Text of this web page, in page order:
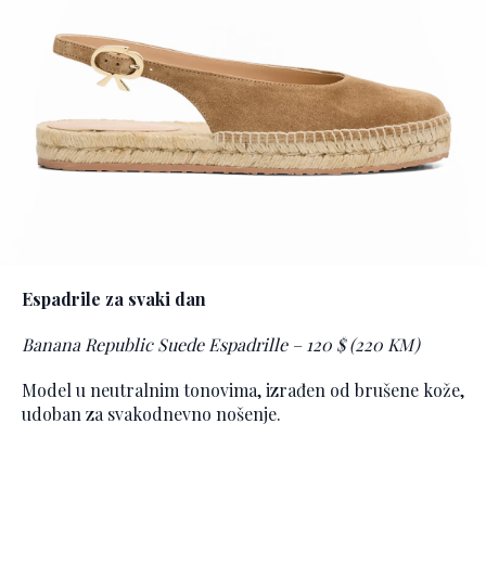
Espadrile za svaki dan
Banana Republic Suede Espadrille – 120 $ (220 KM)
Model u neutralnim tonovima, izrađen od brušene kože,
udoban za svakodnevno nošenje.